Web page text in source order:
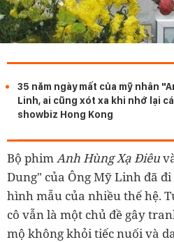
35 năm ngày mất của mỹ nhân
Linh, ai cũng xót xa khi nhớ lại
showbiz Hong Kong
Bộ phimAnh Hùng Xạ Điêu
Dung" của Ông Mỹ Linh đã
hình mẫu của nhiều thế hệ.
cô vẫn là một chủ đề gây
mộ không khỏi tiếc nuối và